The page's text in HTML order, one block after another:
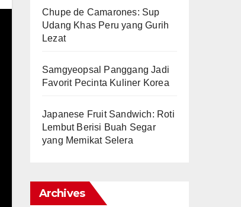
Chupe de Camarones: Sup
Udang Khas Peru yang Gurih
Lezat
Samgyeopsal Panggang Jadi
Favorit Pecinta Kuliner Korea
Japanese Fruit Sandwich: Roti
Lembut Berisi Buah Segar
yang Memikat Selera
Archives